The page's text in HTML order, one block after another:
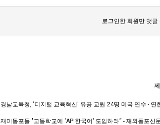
로그인한 회원만 댓글
경남교육청, '디지털 교육혁신' 유공 교원 24명 미국 연수 - 연
재미동포들 "고등학교에 'AP 한국어' 도입하라“ - 재외동포신